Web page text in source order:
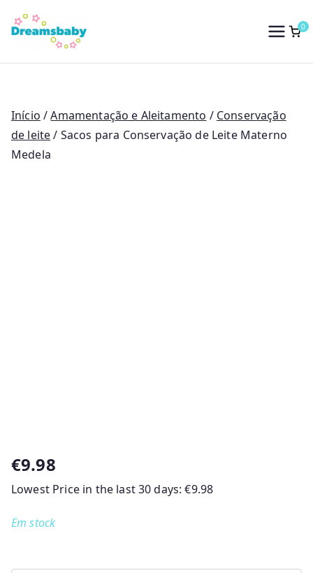
para
conteúdo
Dreams Baby
0
Início /Amamentação e Aleitamento / Conservação
de leite/ Sacos para Conservação de Leite Materno
Medela
€9.98
Lowest Price in the last 30 days:€9.98
Em stock